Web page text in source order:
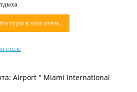
туры в этот отель
отеле
Airport '' Miami International